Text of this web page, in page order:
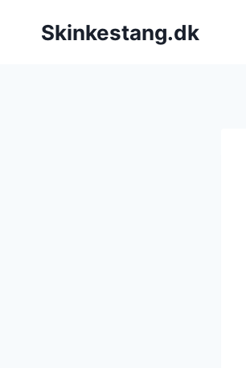
Skinkestang.dk